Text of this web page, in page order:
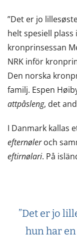
”Det er jo
helt spesiell
kronprinsessan
NRK inför
Den norska
familj. Espen
attpåsleng, det
I Danmark kallas
efternøleroch
eftirnølari. På
”Det er jo
hun har